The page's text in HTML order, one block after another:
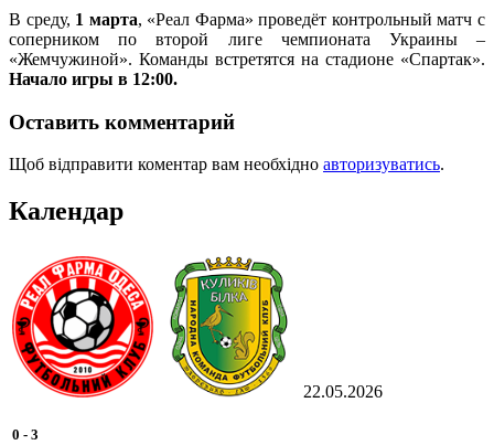
В среду, 1 марта, «Реал Фарма» проведёт контрольный матч с
соперником по второй лиге чемпионата Украины –
«Жемчужиной». Команды встретятся на стадионе «Спартак».
Начало игры в 12:00.
Оставить комментарий
Щоб відправити коментар вам необхідно авторизуватись.
Календар
22.05.2026
0 - 3